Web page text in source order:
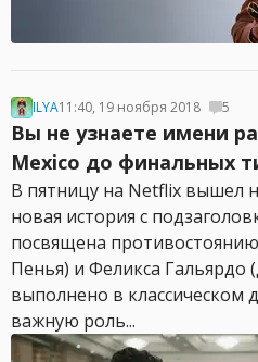
ILYA11:40, 19 ноября 2018 5
Вы не узнаете имени
Mexico до финальных
В пятницу на Netflix вышел
новая история с
посвящена
Пенья) и Феликса Гальярдо
выполнено в классическом
важную роль...